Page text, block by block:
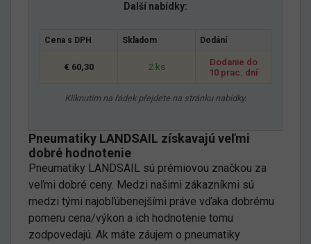
Další nabídky:
Cena s DPH Skladom Dodání
€ 60,30 2 ks
Dodanie do
10 prac. dní
Kliknutím na řádek přejdete na stránku nabídky.
Pneumatiky LANDSAIL získavajú veľmi
dobré hodnotenie
Pneumatiky LANDSAIL sú prémiovou značkou za
veľmi dobré ceny. Medzi našimi zákazníkmi sú
medzi tými najobľúbenejšími práve vďaka dobrému
pomeru cena/výkon a ich hodnotenie tomu
zodpovedajú. Ak máte záujem o pneumatiky